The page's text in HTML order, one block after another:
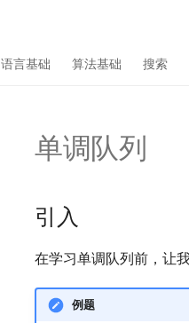
语言基础 算法基础 搜索
单调队列
引入
在学习单调队列前，让
例题